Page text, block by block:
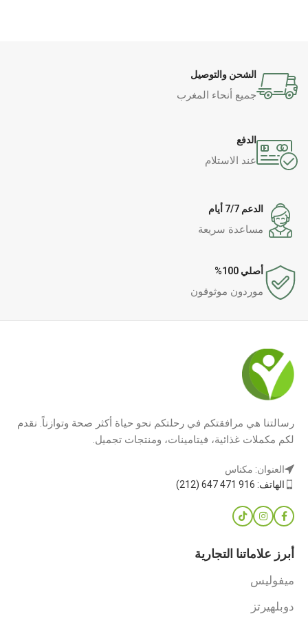
الشحن والتوصيل
جميع أنحاء المغرب
الدفع
عند الاستلام
الدعم 7/7 أيام
مساعدة سريعة
أصلي 100%
موردون موثوقون
رسالتنا هي مرافقتكم في رحلتكم نحو حياة أكثر صحة وتوازناً. نقدم
لكم مكملات غذائية، فيتامينات، ومنتجات تجميل.
العنوان: مكناس
الهاتف: 916 471 647 (212)
أبرز علاماتنا التجارية
ميفوليس
دوبلهيرتز